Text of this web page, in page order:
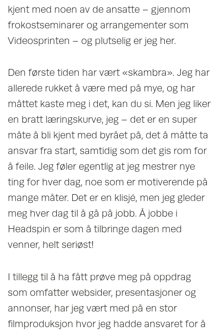
kjent med noen av de ansatte – gjennom
frokostseminarer og arrangementer som
Videosprinten – og plutselig er jeg her.
Den første tiden har vært «skambra». Jeg har
allerede rukket å være med på mye, og har
måttet kaste meg i det, kan du si. Men jeg liker
en bratt læringskurve, jeg – det er en super
måte å bli kjent med byrået på, det å måtte ta
ansvar fra start, samtidig som det gis rom for
å feile. Jeg føler egentlig at jeg mestrer nye
ting for hver dag, noe som er motiverende på
mange måter. Det er en klisjé, men jeg gleder
meg hver dag til å gå på jobb. Å jobbe i
Headspin er som å tilbringe dagen med
venner, helt seriøst!
I tillegg til å ha fått prøve meg på oppdrag
som omfatter websider, presentasjoner og
annonser, har jeg vært med på en stor
filmproduksjon hvor jeg hadde ansvaret for å